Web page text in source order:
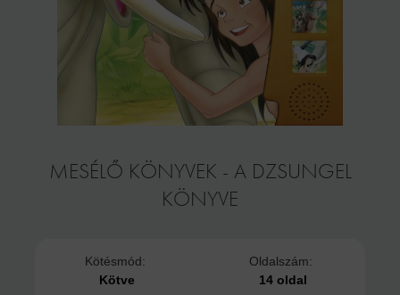
MESÉLŐ KÖNYVEK - A DZSUNGEL
KÖNYVE
Kötésmód:
Kötve
Oldalszám:
14 oldal